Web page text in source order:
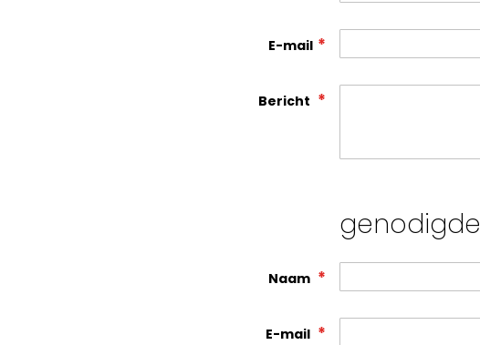
E-mail
Bericht
genodigde
Naam
E-mail